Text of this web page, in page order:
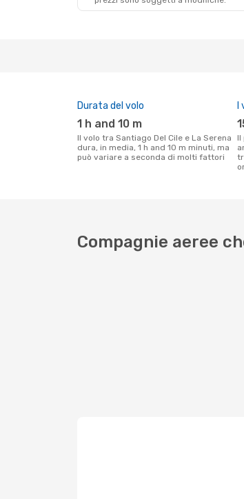
Durata del volo
1 h and 10 m
Il volo tra Santiago Del Cile e La Serena
dura, in media, 1 h and 10 m minuti, ma
può variare a seconda di molti fattori
Il prezzo più economico per un volo solo
Compagnie aeree